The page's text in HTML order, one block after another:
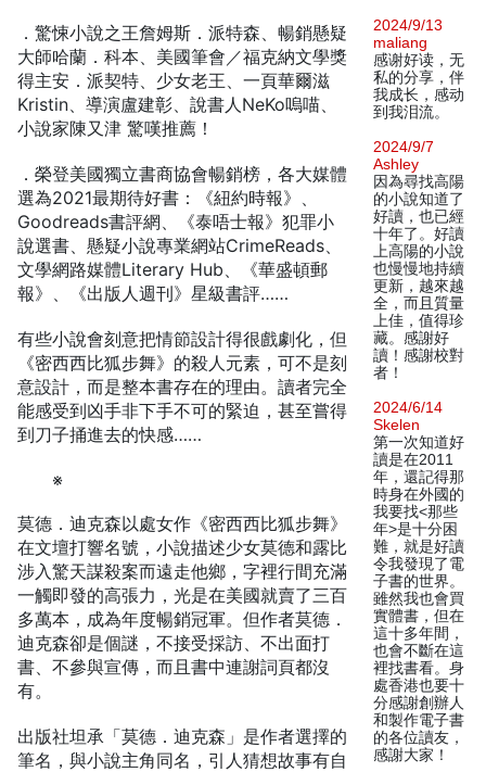
．驚悚小說之王詹姆斯．派特森、暢銷懸疑
大師哈蘭．科本、美國筆會／福克納文學獎
得主安．派契特、少女老王、一頁華爾滋
Kristin、導演盧建彰、說書人NeKo嗚喵、
小說家陳又津 驚嘆推薦！
．榮登美國獨立書商協會暢銷榜，各大媒體
選為2021最期待好書：《紐約時報》、
Goodreads書評網、《泰唔士報》犯罪小
說選書、懸疑小說專業網站CrimeReads、
文學網路媒體Literary Hub、《華盛頓郵
報》、《出版人週刊》星級書評……
有些小說會刻意把情節設計得很戲劇化，但
《密西西比狐步舞》的殺人元素，可不是刻
意設計，而是整本書存在的理由。讀者完全
能感受到凶手非下手不可的緊迫，甚至嘗得
到刀子捅進去的快感……
※
莫德．迪克森以處女作《密西西比狐步舞》
在文壇打響名號，小說描述少女莫德和露比
涉入驚天謀殺案而遠走他鄉，字裡行間充滿
一觸即發的高張力，光是在美國就賣了三百
多萬本，成為年度暢銷冠軍。但作者莫德．
迪克森卻是個謎，不接受採訪、不出面打
書、不參與宣傳，而且書中連謝詞頁都沒
有。
出版社坦承「莫德．迪克森」是作者選擇的
筆名，與小說主角同名，引人猜想故事有自
2024/9/13
maliang
感谢好读，无
私的分享，伴
我成长，感动
到我泪流。
2024/9/7
Ashley
因為尋找高陽
的小說知道了
好讀，也已經
十年了。好讀
上高陽的小說
也慢慢地持續
更新，越來越
全，而且質量
上佳，值得珍
藏。感謝好
讀！感謝校對
者！
2024/6/14
Skelen
第一次知道好
讀是在2011
年，還記得那
時身在外國的
我要找<那些
年>是十分困
難，就是好讀
令我發現了電
子書的世界。
雖然我也會買
實體書，但在
這十多年間，
也會不斷在這
裡找書看。身
處香港也要十
分感謝創辦人
和製作電子書
的各位讀友，
感謝大家！